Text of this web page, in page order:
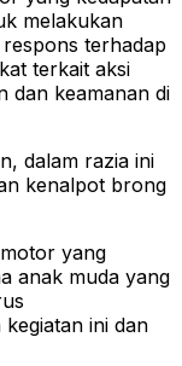
melakukan
terhadap
terkait aksi
dan keamanan di
dalam razia ini
kenalpot brong
yang
anak muda yang
ini dan